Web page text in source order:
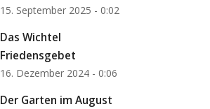
15. September 2025 - 0:02
Das Wichtel
Friedensgebet
16. Dezember 2024 - 0:06
Der Garten im August